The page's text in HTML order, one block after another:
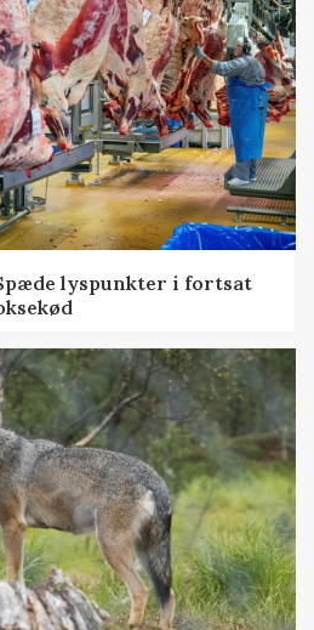
lyspunkter i fortsat